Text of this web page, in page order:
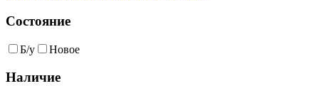
Состояние
Б/у Новое
Наличие